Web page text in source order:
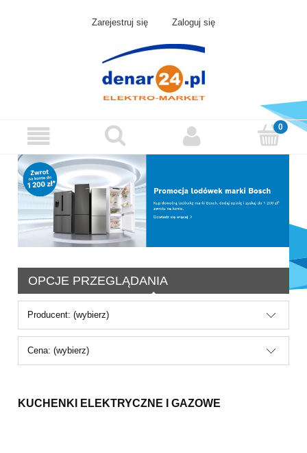
Zarejestruj się Zaloguj się
OPCJE PRZEGLĄDANIA
Producent: (wybierz)
Cena: (wybierz)
KUCHENKI ELEKTRYCZNE I GAZOWE